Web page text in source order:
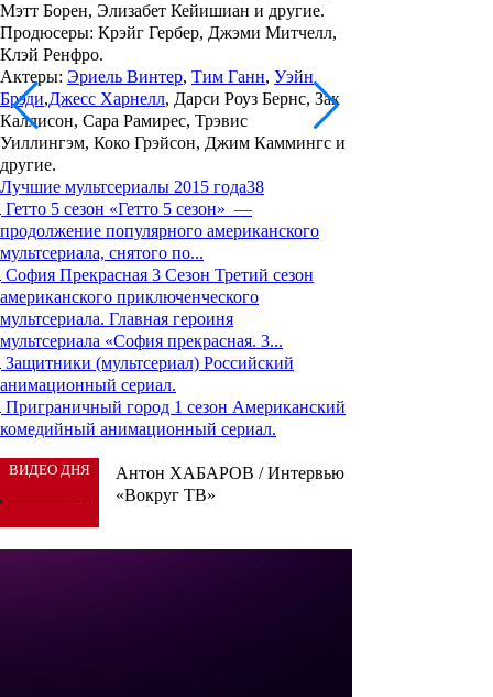
Мэтт Борен, Элизабет Кейишиан и другие.
Продюсеры: Крэйг Гербер, Джэми Митчелл,
Клэй Ренфро.
Актеры: Эриель Винтер, Тим Ганн, Уэйн
Брэди,Джесс Харнелл, Дарси Роуз Бернс, Зак
Каллисон, Сара Рамирес, Трэвис
Уиллингэм, Коко Грэйсон, Джим Каммингс и
другие.
Лучшие мультсериалы 2015 года38
Гетто 5 сезон «Гетто 5 сезон» —
продолжение популярного американского
мультсериала, снятого по...
София Прекрасная 3 Сезон Третий сезон
американского приключенческого
мультсериала. Главная героиня
мультсериала «София прекрасная. 3...
Защитники (мультсериал) Российский
анимационный сериал.
Приграничный город 1 сезон Американский
комедийный анимационный сериал.
ВИДЕО ДНЯ
Антон ХАБАРОВ / Интервью
«Вокруг ТВ»